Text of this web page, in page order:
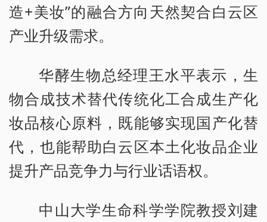
造+美妆”的融合方向天然契合白云区
产业升级需求。
华酵生物总经理王水平表示，生
物合成技术替代传统化工合成生产化
妆品核心原料，既能够实现国产化替
代，也能帮助白云区本土化妆品企业
提升产品竞争力与行业话语权。
中山大学生命科学学院教授刘建